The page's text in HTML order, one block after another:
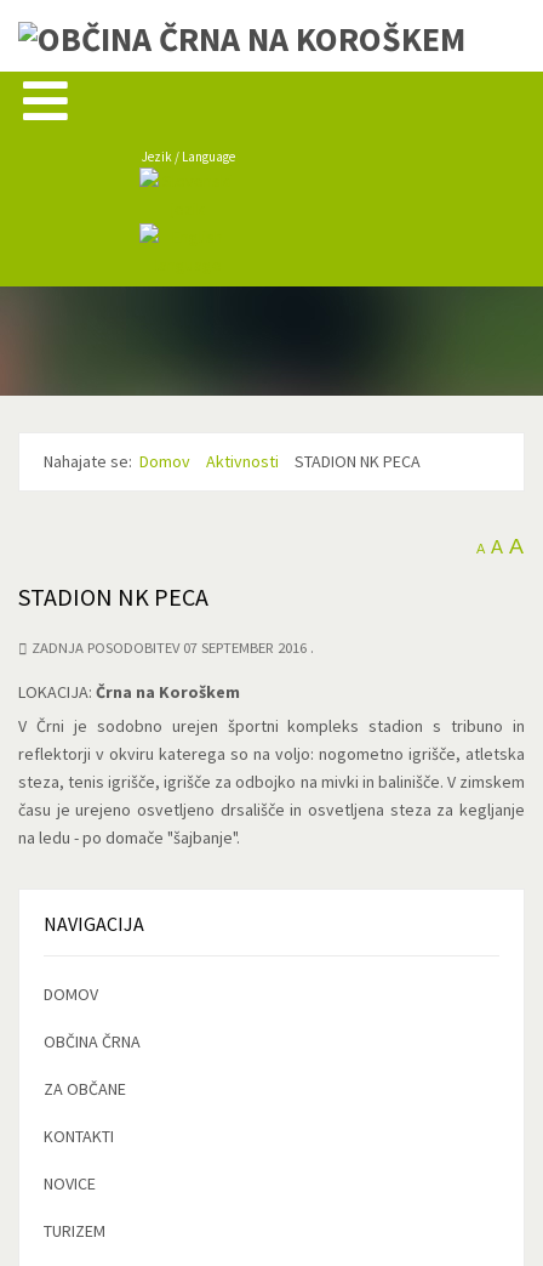
Jezik / Language
Nahajate se: Domov Aktivnosti STADION NK PECA
A A A
STADION NK PECA
ZADNJA POSODOBITEV 07 SEPTEMBER 2016
LOKACIJA: Črna na Koroškem
V Črni je sodobno urejen športni kompleks stadion s tribuno in
reflektorji v okviru katerega so na voljo: nogometno igrišče, atletska
steza, tenis igrišče, igrišče za odbojko na mivki in balinišče. V zimskem
času je urejeno osvetljeno drsališče in osvetljena steza za kegljanje
na ledu - po domače "šajbanje".
NAVIGACIJA
DOMOV
OBČINA ČRNA
ZA OBČANE
KONTAKTI
NOVICE
TURIZEM